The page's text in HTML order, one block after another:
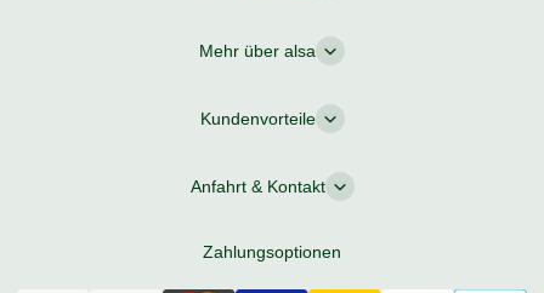
Mehr über alsa
Kundenvorteile
Anfahrt & Kontakt
Zahlungsoptionen